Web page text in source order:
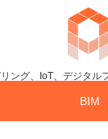
ング、IoT、デジタル
BIM